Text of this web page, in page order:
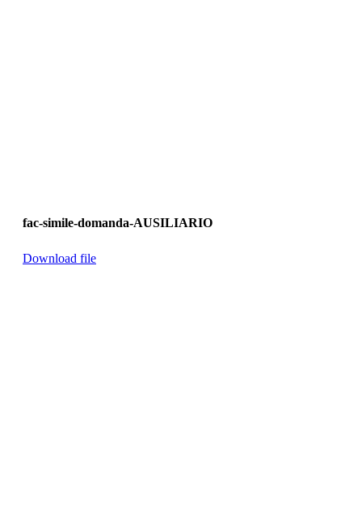
fac-simile-domanda-AUSILIARIO
Download file